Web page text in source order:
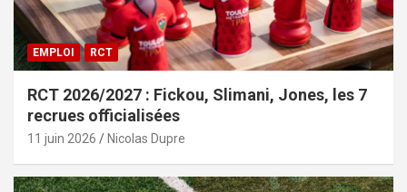
EMPLOI RCT
RCT 2026/2027 : Fickou, Slimani, Jones, les 7
recrues officialisées
11 juin 2026 Nicolas Dupre